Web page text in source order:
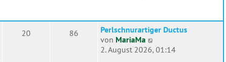
t
r
g
s
t
e
r
20 86
Perlschnurartiger Ductus
von MariaMa
e
2. August 2026, 01:14